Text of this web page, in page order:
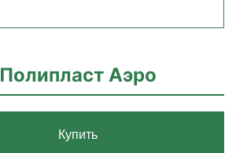
Полипласт Аэро
Купить